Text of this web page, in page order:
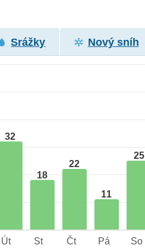
Srážky Nový sníh
32
18
22
11
25
Út St Čt Pá So